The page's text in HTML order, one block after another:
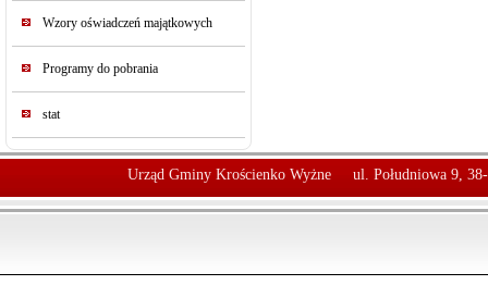
Wzory oświadczeń majątkowych
Programy do pobrania
stat
Urząd Gminy Krościenko Wyżne ul. Południowa 9,